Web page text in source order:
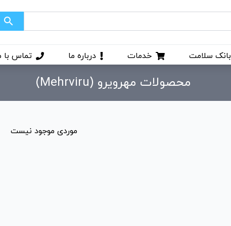
search
بانک سلامت خدمات درباره ما تماس با
محصولات مهرویرو (Mehrviru)
موردی موجود نیست